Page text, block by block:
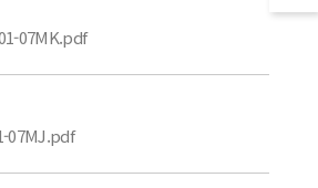
07MK.pdf
07MJ.pdf